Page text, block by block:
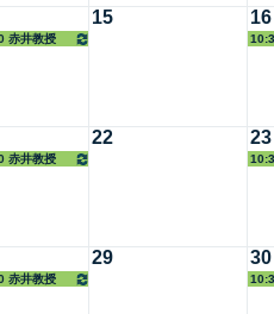
赤井教授
15 16
赤井教授
22 23
赤井教授
29 30